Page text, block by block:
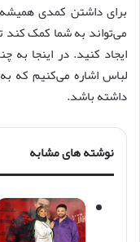
برای داشتن کمدی همیشه
می‌تواند به شما کمک کند
ایجاد کنید. در اینجا
لباس اشاره می‌کنیم که
داشته باشد.
نوشته های مشابه